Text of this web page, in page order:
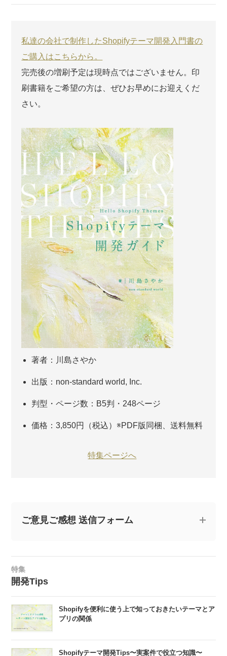
私達の会社で制作したShopifyテーマ開発入門書の
ご購入はこちらから。
完売後の増刷予定は現時点ではございません。印
刷書籍をご希望の方は、ぜひお早めにお迎えくだ
さい。
著者：川島さやか
出版：non-standard world, Inc.
判型・ページ数：B5判・248ページ
価格：3,850円（税込）※PDF版同梱、送料無料
特集ページへ
ご意見ご感想 送信フォーム
※なお、ご質問については回答できない場合と、当ブログ
の記事にて個人情報を伏せたうえで回答させていただく
場合がございます。あらかじめご了承ください。
特集
開発Tips
Shopifyを便利に使う上で知っておきたいテーマとア
プリの関係
Shopifyテーマ開発Tips〜実案件で役立つ知識〜